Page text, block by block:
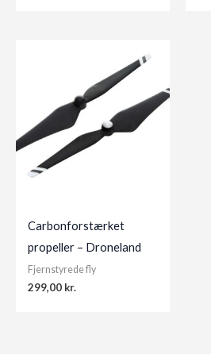
Carbonforstærket
propeller – Droneland
Fjernstyrede fly
299,00 kr.